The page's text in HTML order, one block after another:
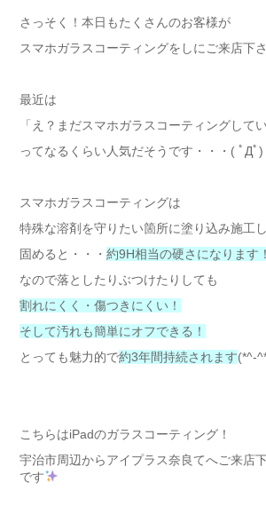
さっそく！本日もたくさんのお客様が
スマホガラスコーティングをしにご来店下
最近は
「え？まだスマホガラスコーティングして
ってなるくらい人気だそうです・・・( ﾟДﾟ)
スマホガラスコーティングは
特殊な溶剤を守りたい箇所に塗り込み施工
固めると・・・ 約9H相当の硬さになります！
なので落としたりぶつけたりしても
割れにくく・傷つきにくい！
そして汚れも簡単にオフできる！
とっても魅力的で約3年間持続されます(*^-
こちらはiPadのガラスコーティング！
宇治市周辺からアイプラス奈良てへご来店
です